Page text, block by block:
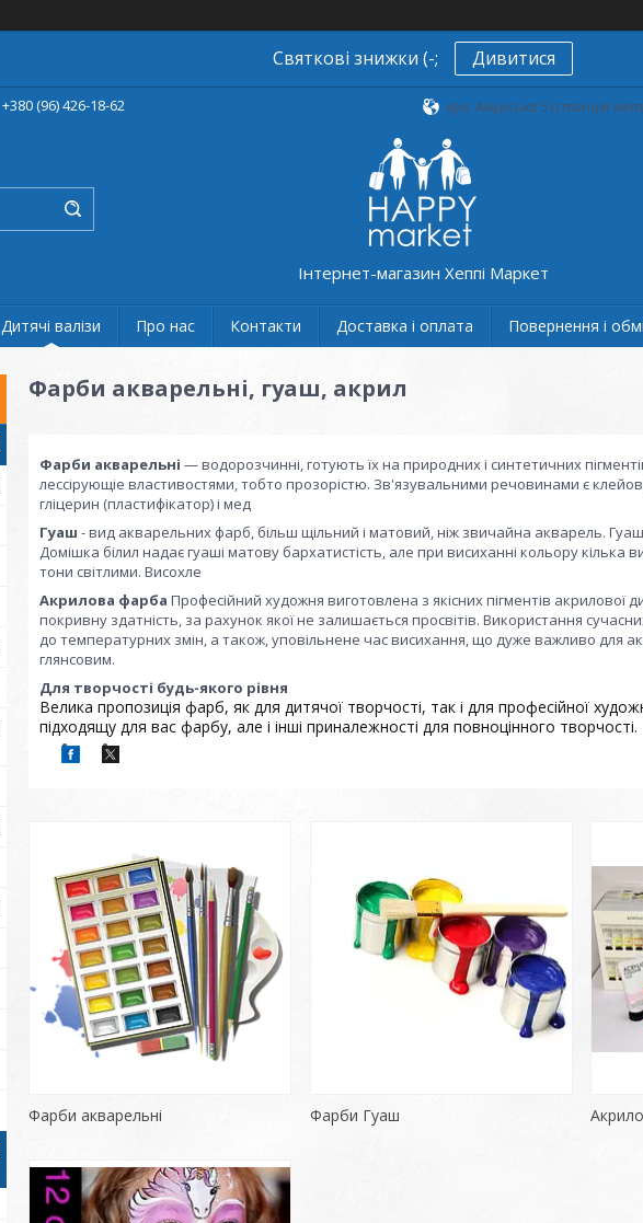
Святкові знижки (-; Дивитися
+380 (96) 426-18-62 вул. Амурська 5 (станція
Інтернет-магазин Хеппі Маркет
Дитячі валізи Про нас Контакти Доставка і оплата Повернення і
Фарби акварельні, гуаш, акрил
Фарби акварельні — водорозчинні, готують їх на природних і синтетичних
лессірующіе властивостями, тобто прозорістю. Зв'язувальними речовинами є
гліцерин (пластифікатор) і мед
Гуаш - вид акварельних фарб, більш щільний і матовий, ніж звичайна акварель.
Домішка білил надає гуаші матову бархатистість, але при висиханні кольору
тони світлими. Висохле
Акрилова фарба Професійний художня виготовлена з якісних пігментів акрилової
покривну здатність, за рахунок якої не залишається просвітів. Використання
до температурних змін, а також, уповільнене час висихання, що дуже важливо для
глянсовим.
Для творчості будь-якого рівня
Велика пропозиція фарб, як для дитячої творчості, так і для професійної
підходящу для вас фарбу, але і інші приналежності для повноцінного творчості.
Фарби акварельні Фарби Гуаш